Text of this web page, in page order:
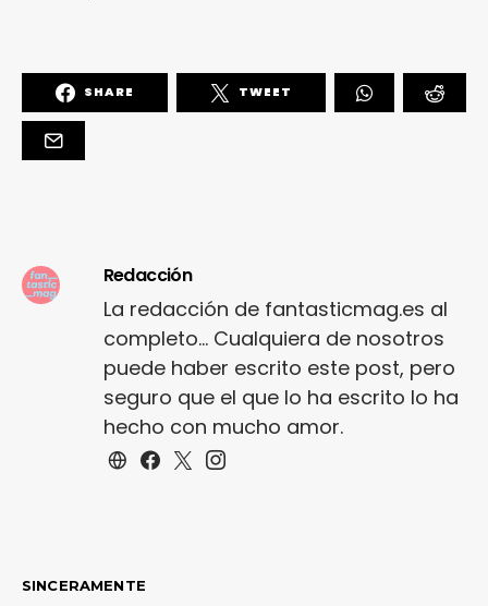
SHARE TWEET
Redacción
La redacción de fantasticmag.es al
completo... Cualquiera de nosotros
puede haber escrito este post, pero
seguro que el que lo ha escrito lo ha
hecho con mucho amor.
SINCERAMENTE